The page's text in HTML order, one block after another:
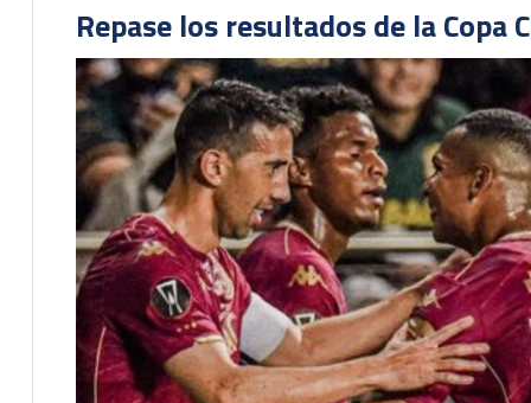
Repase los resultados de la Copa